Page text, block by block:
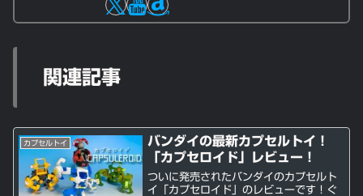
関連記事
カプセルトイ
バンダイの最新カプセルトイ！
「カプセロイド」レビュー！
ついに発売されたバンダイのカプセルト
イ「カプセロイド」のレビューです！ぐ